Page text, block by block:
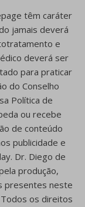
têm caráter
jamais deverá
e
deverá ser
para praticar
do Conselho
Política de
ou recebe
de conteúdo
publicidade e
Dr. Diego de
produção,
presentes neste
os direitos